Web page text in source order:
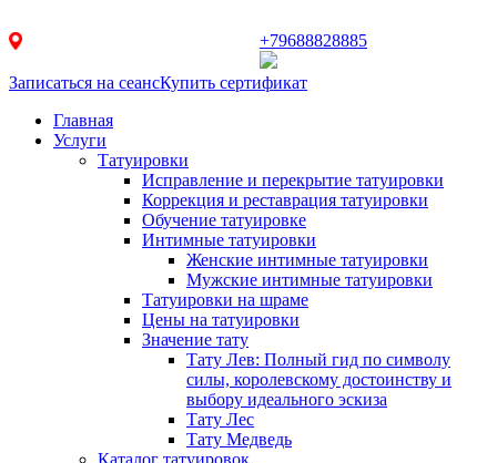
+79688828885
Записаться на сеансКупить сертификат
Главная
Услуги
Татуировки
Исправление и перекрытие татуировки
Коррекция и реставрация татуировки
Обучение татуировке
Интимные татуировки
Женские интимные татуировки
Мужские интимные татуировки
Татуировки на шраме
Цены на татуировки
Значение тату
Тату Лев: Полный гид по символу
силы, королевскому достоинству и
выбору идеального эскиза
Тату Лес
Тату Медведь
Каталог татуировок